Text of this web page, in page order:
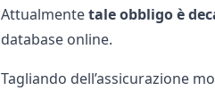
Attualmentetale obbligo è
database online.
Tagliando dell’assicurazione